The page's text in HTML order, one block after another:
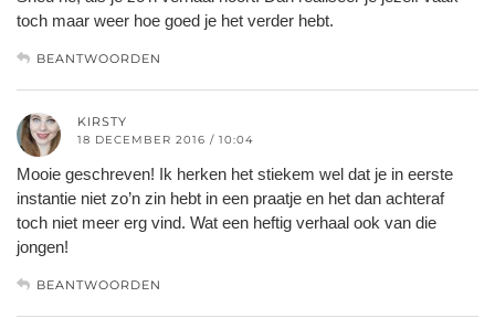
toch maar weer hoe goed je het verder hebt.
BEANTWOORDEN
KIRSTY
18 DECEMBER 2016 / 10:04
Mooie geschreven! Ik herken het stiekem wel dat je in eerste
instantie niet zo’n zin hebt in een praatje en het dan achteraf
toch niet meer erg vind. Wat een heftig verhaal ook van die
jongen!
BEANTWOORDEN